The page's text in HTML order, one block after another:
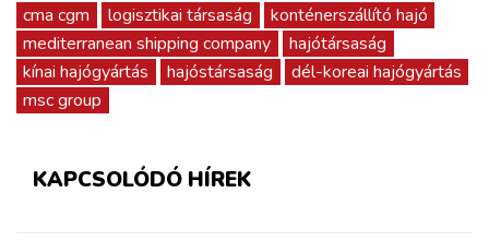
cma cgm
logisztikai társaság
konténerszállító hajó
mediterranean shipping company
hajótársaság
kínai hajógyártás
hajóstársaság
dél-koreai hajógyártás
msc group
KAPCSOLÓDÓ HÍREK